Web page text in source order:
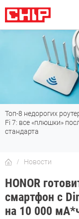
Топ-8 недорогих
Fi 7: все «плюшки»
стандарта
Новости
HONOR
смартфон с
на 10 000